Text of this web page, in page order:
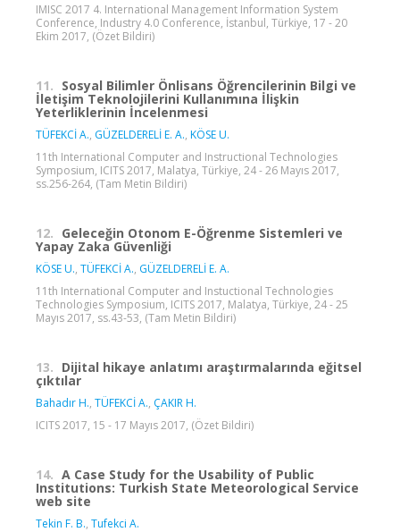
IMISC 2017 4. International Management Information System
Conference, Industry 4.0 Conference, İstanbul, Türkiye, 17 - 20
Ekim 2017, (Özet Bildiri)
11. Sosyal Bilimler Önlisans Öğrencilerinin Bilgi ve
İletişim Teknolojilerini Kullanımına İlişkin
Yeterliklerinin İncelenmesi
TÜFEKCİ A., GÜZELDERELİ E. A., KÖSE U.
11th International Computer and Instructional Technologies
Symposium, ICITS 2017, Malatya, Türkiye, 24 - 26 Mayıs 2017,
ss.256-264, (Tam Metin Bildiri)
12. Geleceğin Otonom E-Öğrenme Sistemleri ve
Yapay Zaka Güvenliği
KÖSE U., TÜFEKCİ A., GÜZELDERELİ E. A.
11th International Computer and Instuctional Technologies
Technologies Symposium, ICITS 2017, Malatya, Türkiye, 24 - 25
Mayıs 2017, ss.43-53, (Tam Metin Bildiri)
13. Dijital hikaye anlatımı araştırmalarında eğitsel
çıktılar
Bahadır H., TÜFEKCİ A., ÇAKIR H.
ICITS 2017, 15 - 17 Mayıs 2017, (Özet Bildiri)
14. A Case Study for the Usability of Public
Institutions: Turkish State Meteorological Service
web site
Tekin F. B., Tufekci A.